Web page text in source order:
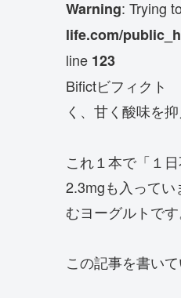
Warning: Trying
life.com/
line 123
Bifictビフィクト
く、甘く酸味を
これ１本で「１
2.3mgも入って
むヨーグルトです
この記事を書い